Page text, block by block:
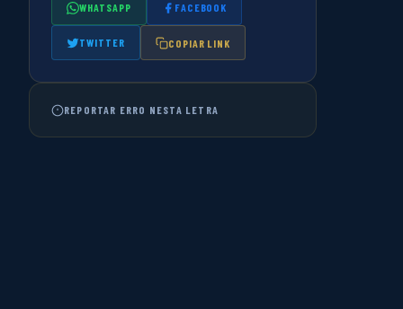
WHATSAPP FACEBOOK
TWITTER COPIAR LINK
REPORTAR ERRO NESTA LETRA